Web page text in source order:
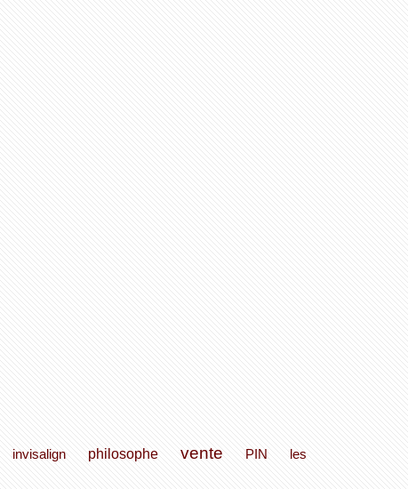
invisalign philosophe vente PIN
les